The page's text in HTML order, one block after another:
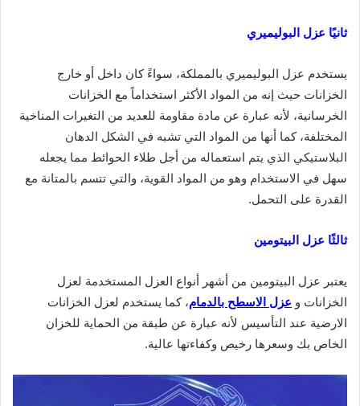
ثانيًا عزل البوليميري
يستخدم عزل البوليميري بالمملكة، سواءً كان داخل أو خارج
الخزانات حيث إنه من المواد الأكثر استخداماً مع الخزانات
الخرسانية، لأنه عبارة عن مادة مقاومة للعديد من التغيرات المناخية
المختلفة، كما أنها من المواد التي تشبه في الشكل الدهان
البلاستيكي الذي يتم استعماله من أجل طلاء الحوائط مما يجعله
سهل في الاستخدام وهو من المواد القوية، والتي تتسم بالمتانة مع
القدرة على التحمل.
ثالثًا عزل البيتومين
يعتبر عزل البيتومين من أشهر أنواع العزل المستخدمة لعزل
الخزانات و عزل الاسطح بالدمام، كما يستخدم لعزل الخزانات
الارضية عند التأسيس لأنه عبارة عن طبقة من الحماية للخزان
الخاص بك وسعرها رخيص وكفاءتها عالية.